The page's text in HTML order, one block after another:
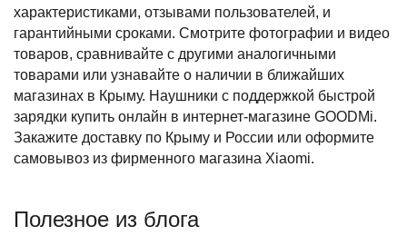
характеристиками, отзывами пользователей, и
гарантийными сроками. Смотрите фотографии и видео
товаров, сравнивайте с другими аналогичными
товарами или узнавайте о наличии в ближайших
магазинах в Крыму. Наушники с поддержкой быстрой
зарядки купить онлайн в интернет-магазине GOODMi.
Закажите доставку по Крыму и России или оформите
самовывоз из фирменного магазина Xiaomi.
Полезное из блога